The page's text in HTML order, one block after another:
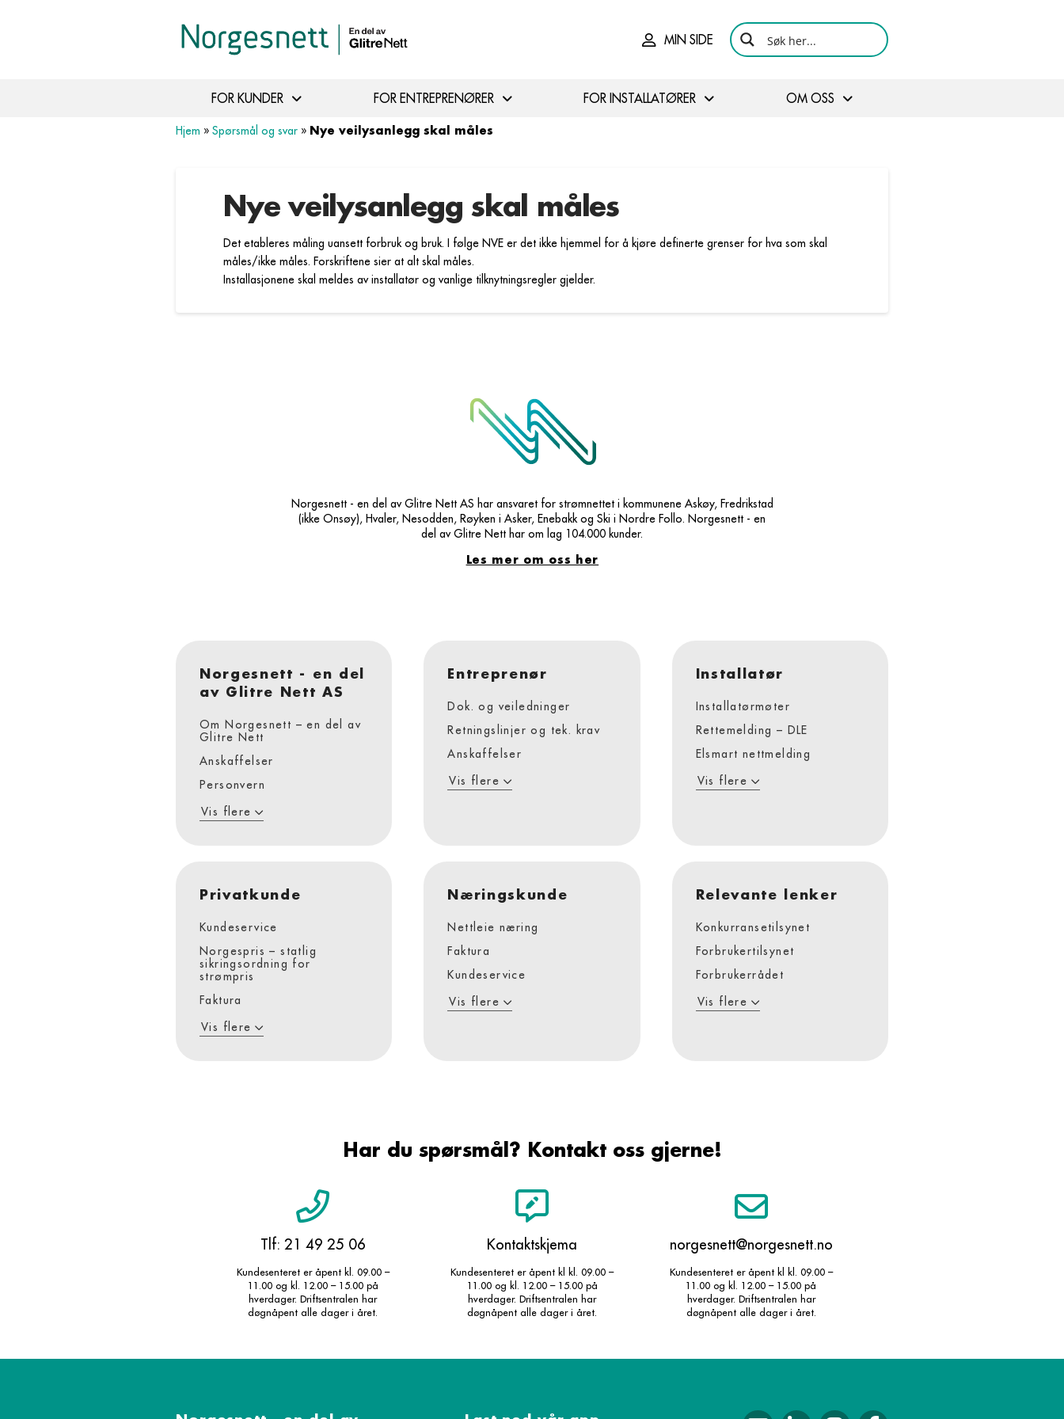
MIN SIDE
FOR KUNDER FOR ENTREPRENØRER FOR INSTALLATØRER OM OSS
Hjem » Spørsmål og svar » Nye veilysanlegg skal måles
Nye veilysanlegg skal måles
Det etableres måling uansett forbruk og bruk. I følge NVE er det ikke hjemmel for å kjøre definerte grenser for hva som skal
måles/ikke måles. Forskriftene sier at alt skal måles.
Installasjonene skal meldes av installatør og vanlige tilknytningsregler gjelder.
Norgesnett - en del av Glitre Nett AS har ansvaret for strømnettet i kommunene Askøy, Fredrikstad
(ikke Onsøy), Hvaler, Nesodden, Røyken i Asker, Enebakk og Ski i Nordre Follo. Norgesnett - en
del av Glitre Nett har om lag 104.000 kunder.
Les mer om oss her
Norgesnett - en del
av Glitre Nett AS
Om Norgesnett – en del av
Glitre Nett
Anskaffelser
Personvern
Vis flere
Entreprenør
Dok. og veiledninger
Retningslinjer og tek. krav
Anskaffelser
Vis flere
Installatør
Installatørmøter
Rettemelding – DLE
Elsmart nettmelding
Vis flere
Privatkunde
Kundeservice
Norgespris – statlig
sikringsordning for
strømpris
Faktura
Vis flere
Næringskunde
Nettleie næring
Faktura
Kundeservice
Vis flere
Relevante lenker
Konkurransetilsynet
Forbrukertilsynet
Forbrukerrådet
Vis flere
Har du spørsmål? Kontakt oss gjerne!
Tlf: 21 49 25 06
Kundesenteret er åpent kl. 09.00 –
11.00 og kl. 12.00 – 15.00 på
hverdager. Driftsentralen har
døgnåpent alle dager i året.
Kontaktskjema
Kundesenteret er åpent kl kl. 09.00 –
11.00 og kl. 12.00 – 15.00 på
hverdager. Driftsentralen har
døgnåpent alle dager i året.
norgesnett@norgesnett.no
Kundesenteret er åpent kl kl. 09.00 –
11.00 og kl. 12.00 – 15.00 på
hverdager. Driftsentralen har
døgnåpent alle dager i året.